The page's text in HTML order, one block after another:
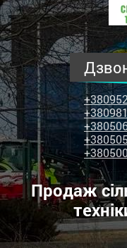
продаж
техніки
та
запчастин
Продаж